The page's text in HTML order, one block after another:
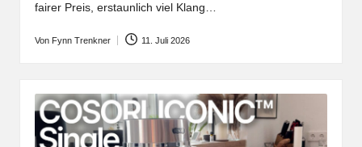
fairer Preis, erstaunlich viel Klang…
Posted
Von Fynn Trenkner 11. Juli 2026